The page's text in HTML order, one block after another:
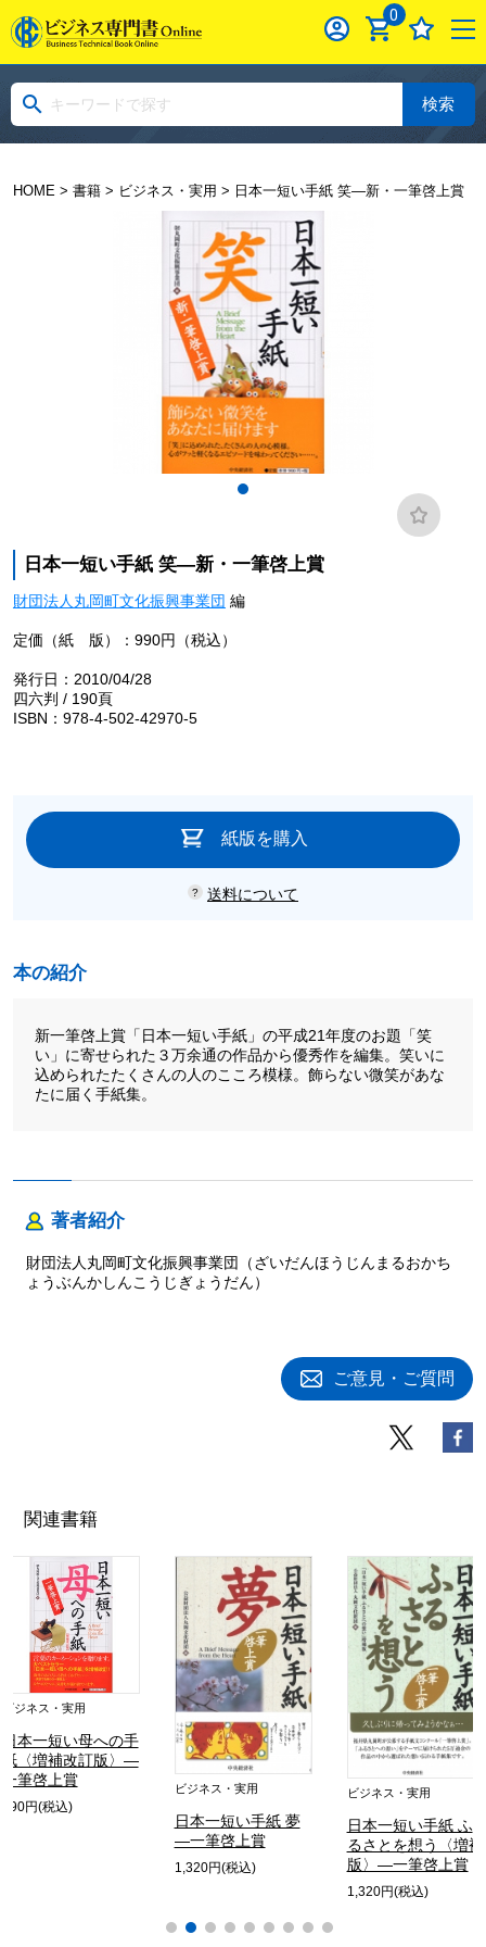
0
検索
HOME> 書籍> ビジネス・実用 > 日本一短い手紙 笑―新・一筆啓上賞
日本一短い手紙 笑―新・一筆啓上賞
財団法人丸岡町文化振興事業団 編
定価（紙 版）：990円（税込）
発行日：2010/04/28
四六判 / 190頁
ISBN：978-4-502-42970-5
紙版を購入
送料について
本の紹介
新一筆啓上賞「日本一短い手紙」の平成21年度のお題「笑
い」に寄せられた３万余通の作品から優秀作を編集。笑いに
込められたたくさんの人のこころ模様。飾らない微笑があな
たに届く手紙集。
著者紹介
財団法人丸岡町文化振興事業団（ざいだんほうじんまるおかち
ょうぶんかしんこうじぎょうだん）
ご意見・ご質問
関連書籍
ビジネス・実用
日本一短い母への手
紙〈増補改訂版〉―
一筆啓上賞
990円(税込)
ビジネス・実用
日本一短い手紙 夢
―一筆啓上賞
1,320円(税込)
ビジネス・実用
日本一短い手紙 ふ
るさとを想う〈増補
版〉―一筆啓上賞
1,320円(税込)